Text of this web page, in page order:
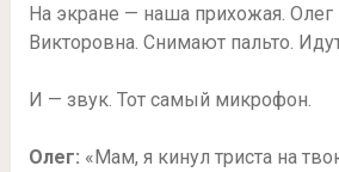
На экране — наша прихожая. Олег
Викторовна. Снимают пальто.
И — звук. Тот самый микрофон.
Олег: «Мам, я кинул триста на